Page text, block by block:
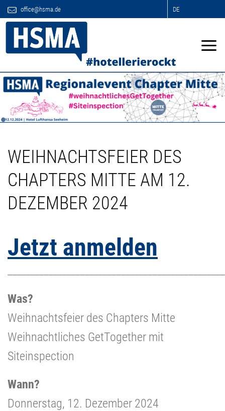
office@hsma.de DE
WEIHNACHTSFEIER DES
CHAPTERS MITTE AM 12.
DEZEMBER 2024
Jetzt anmelden
Was?
Weihnachtsfeier des Chapters Mitte
Weihnachtliches GetTogether mit
Siteinspection
Wann?
Donnerstag, 12. Dezember 2024